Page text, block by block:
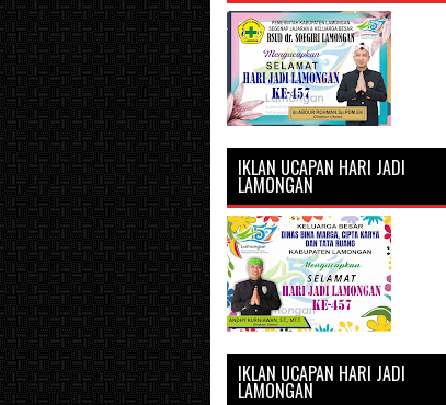
IKLAN UCAPAN HARI JADI
LAMONGAN
IKLAN UCAPAN HARI JADI
LAMONGAN